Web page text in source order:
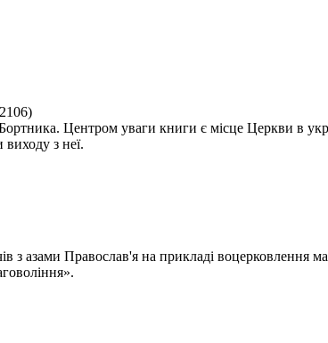
2106)
Центром уваги книги є місце Церкви в
виходу з неї.
з азами Православ'я на прикладі воцерковлення